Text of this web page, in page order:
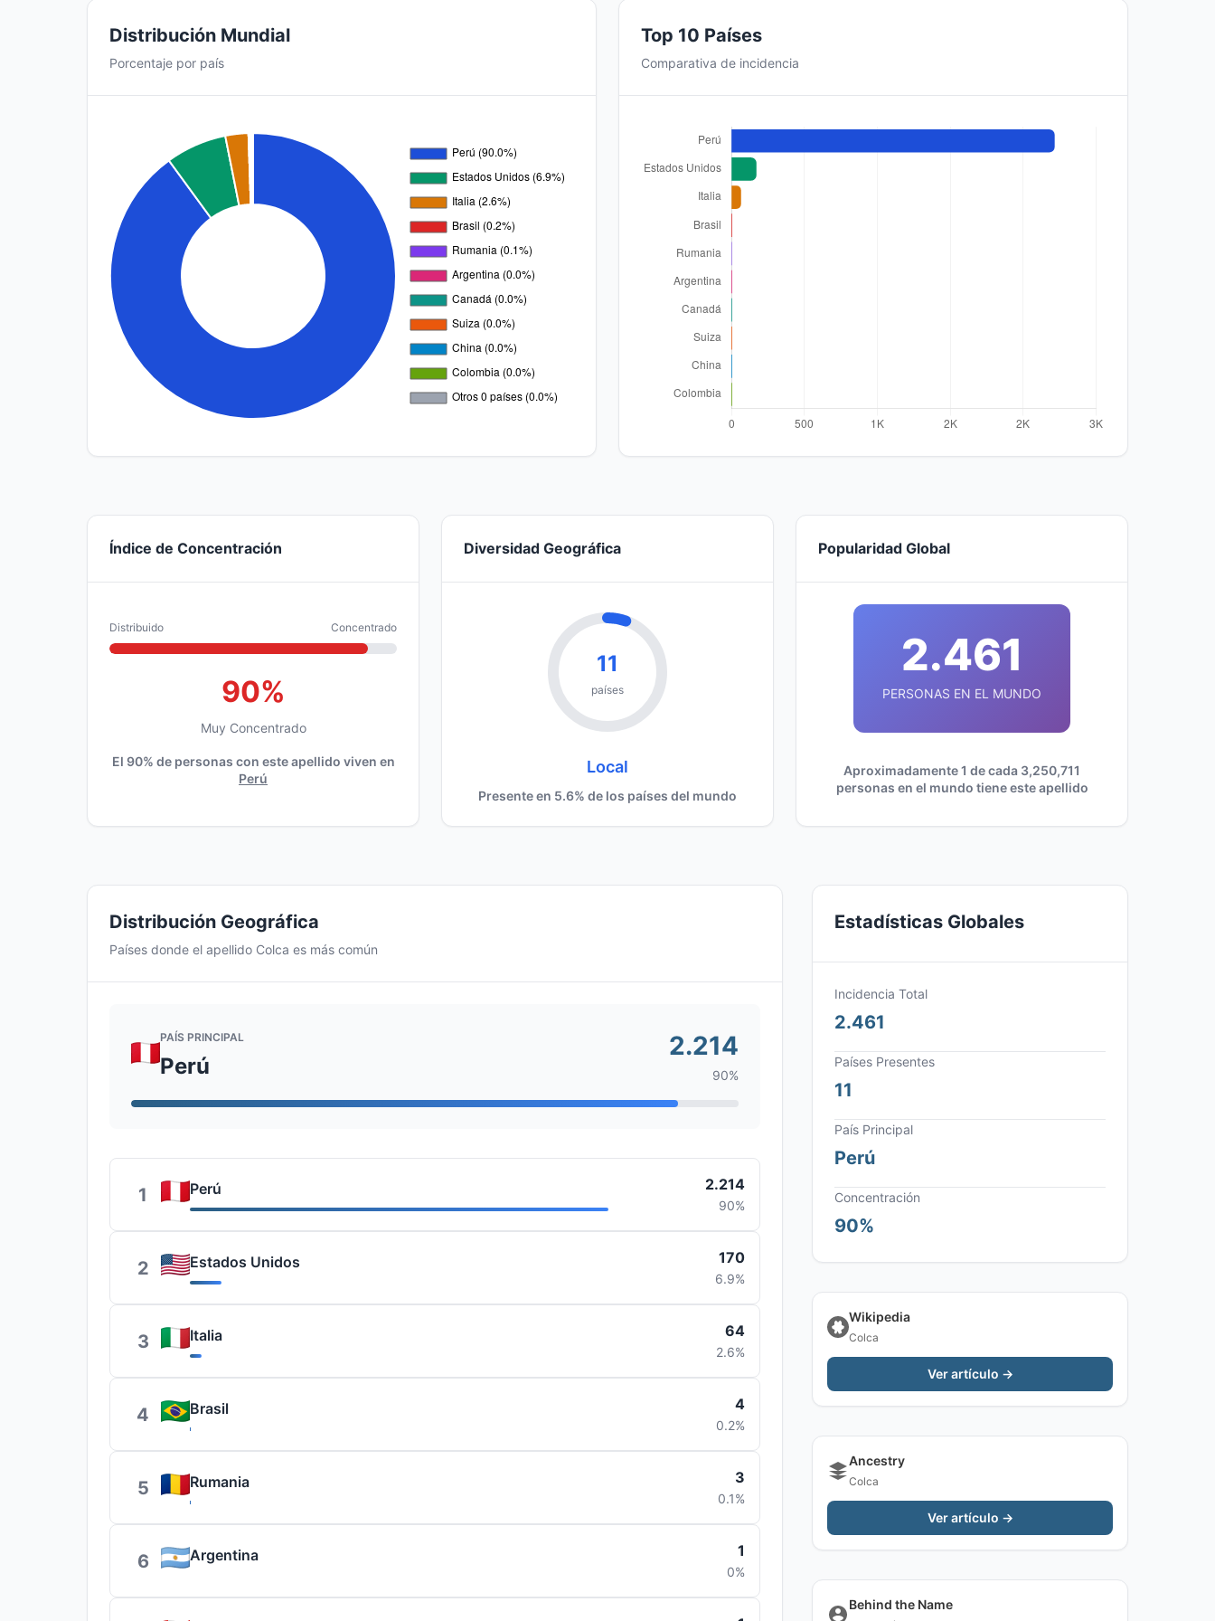
Distribución Mundial
Porcentaje por país
Top 10 Países
Comparativa de incidencia
Índice de Concentración
Distribuido Concentrado
90%
Muy Concentrado
El 90% de personas con este apellido viven en
Perú
Diversidad Geográfica
11
países
Local
Presente en 5.6% de los países del mundo
Popularidad Global
2.461
PERSONAS EN EL MUNDO
Aproximadamente 1 de cada 3,250,711
personas en el mundo tiene este apellido
Distribución Geográfica
Países donde el apellido Colca es más común
PAÍS PRINCIPAL
Perú
2.214
90%
1 Perú 2.214
90%
2 Estados Unidos 170
6.9%
3 Italia 64
2.6%
4 Brasil 4
0.2%
5 Rumania 3
0.1%
6 Argentina 1
0%
Estadísticas Globales
Incidencia Total
2.461
Países Presentes
11
País Principal
Perú
Concentración
90%
Wikipedia
Colca
Ver artículo →
Ancestry
Colca
Ver artículo →
Behind the Name